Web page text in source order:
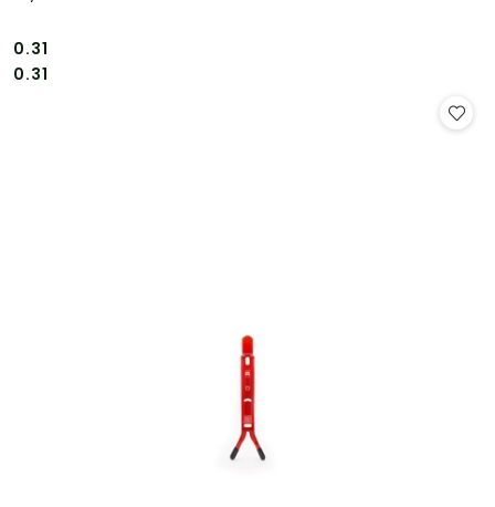
Cena:
0.31
Cena:
0.31